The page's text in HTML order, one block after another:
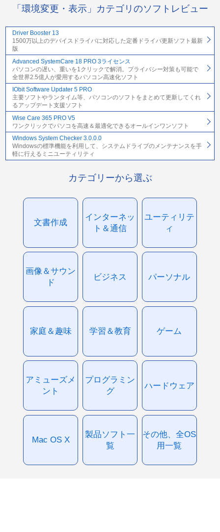
「環境変更・表示」カテゴリのソフトレビュー
Driver Booster 13
1500万以上のデバイスドライバに対応した定番ドライバ更新ソフト最新
版
Advanced SystemCare 18 PRO 3ライセンス
パソコンの遅い、重いを1クリックで解消。プライバシー対策も可能で
全世界2.5億人が愛用するパソコン高速化ソフト
IObit Software Updater 5 PRO
主要ソフトやランタイム等、パソコンのソフトをまとめて更新してくれ
るアップデート支援ソフト
Wise Care 365 PRO V5
ワンクリックでパソコを高速＆最適化できるオールインワンソフト
Windows System Checker 3.0.0.0
Windowsの標準機能を利用して、システムドライブのメンテナンスを手
軽に行えるミニユーティリティ
カテゴリーから選ぶ
文書作成
インターネッ
ト＆通信
ユーティリテ
ィ
画像＆サウン
ド
ビジネス パーソナル
家庭＆趣味 学習＆教育 ゲーム
アミューズメ
ント
プログラミン
グ
ハードウェア
Mac OS X
製品ソフト一
覧
その他、全OS
用一覧